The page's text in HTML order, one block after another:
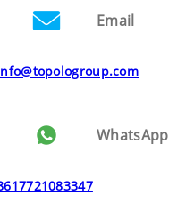
Email
WhatsApp